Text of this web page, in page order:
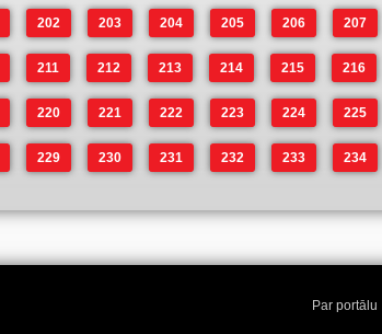
202 203 204 205 206 207
211 212 213 214 215 216
220 221 222 223 224 225
229 230 231 232 233 234
Par portālu